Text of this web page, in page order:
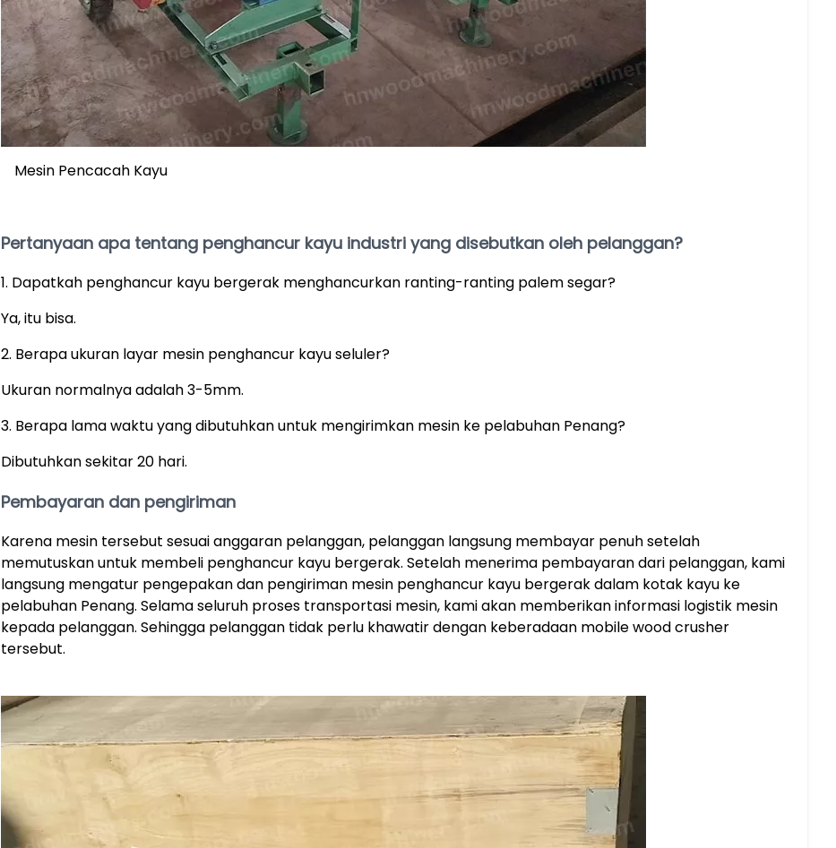
Mesin Pencacah Kayu
Pertanyaan apa tentang penghancur kayu industri yang disebutkan oleh pelanggan?
1. Dapatkah penghancur kayu bergerak menghancurkan ranting-ranting palem segar?
Ya, itu bisa.
2. Berapa ukuran layar mesin penghancur kayu seluler?
Ukuran normalnya adalah 3-5mm.
3. Berapa lama waktu yang dibutuhkan untuk mengirimkan mesin ke pelabuhan Penang?
Dibutuhkan sekitar 20 hari.
Pembayaran dan pengiriman
Karena mesin tersebut sesuai anggaran pelanggan, pelanggan langsung membayar penuh setelah
memutuskan untuk membeli penghancur kayu bergerak. Setelah menerima pembayaran dari pelanggan, kami
langsung mengatur pengepakan dan pengiriman mesin penghancur kayu bergerak dalam kotak kayu ke
pelabuhan Penang. Selama seluruh proses transportasi mesin, kami akan memberikan informasi logistik mesin
kepada pelanggan. Sehingga pelanggan tidak perlu khawatir dengan keberadaan mobile wood crusher
tersebut.